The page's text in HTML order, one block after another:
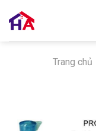
Trang chủ